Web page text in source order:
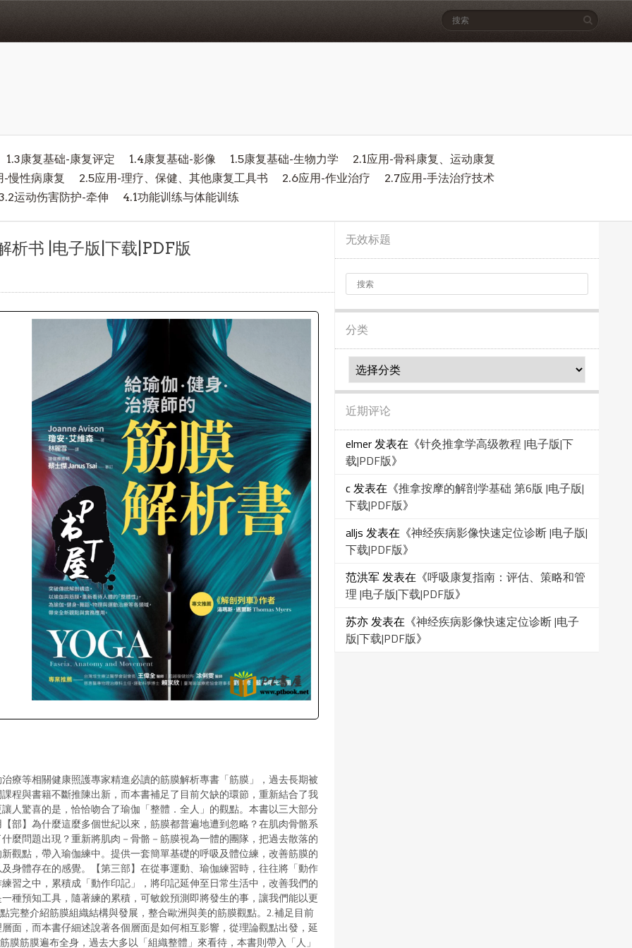
1.3康复基础-康复评定 1.4康复基础-影像 1.5康复基础-生物力学
2.1应用-骨科康复、运动康复
-慢性病康复
2.5应用-理疗、保健、其他康复工具书 2.6应用-作业治疗
2.7应用-手法治疗技术
运动伤害防护-牵伸
4.1功能训练与体能训练
析书 |电子版|下载|PDF版
療等相關健康照護專家精進必讀的筋膜解析專書「筋膜」，過去長期被
程與書籍不斷推陳出新，而本書補足了目前欠缺的環節， 重新結合了我
讓人驚喜的是，恰恰吻合了瑜伽「整體．全人」的觀點。 本書以三大部分
【部】 為什麼這麼多個世紀以來，筋膜都普遍地遭到忽略？ 在肌肉骨骼系
麼問題出現？ 重新將肌肉－骨骼－筋膜視為一體的團隊， 把過去散落的
觀點，帶入瑜伽練中。 提供一套簡單基礎的呼吸及體位練，改善筋膜的
身體存在的感覺。
【第三部】 在從事運動、瑜伽練習時，往往將「動作
習之中，累積成「動作印記」， 將印記延伸至日常生活中，改善我們的
種預知工具，隨著練的累積， 可敏銳預測即將發生的事，讓我們能以更
完整介紹筋膜組織結構與發展，整合歐洲與美的筋膜觀點。 2.補足目前
面，而本書仔細述說著各個層面是如何相互影響，從理論觀點出發，延
膜筋膜遍布全身，過去大多以「組織整體」來看待，本書則帶入「人」
无效标题
分类
近期评论
elmer发表在《针灸推拿学高级教程 |电子版|下
载|PDF版》
c发表在《推拿按摩的解剖学基础 第6版 |电子版|
下载|PDF版》
alljs 发表在《神经疾病影像快速定位诊断 |电子版|
下载|PDF版》
范洪军发表在《呼吸康复指南：评估、策略和管
理 |电子版|下载|PDF版》
苏亦发表在《神经疾病影像快速定位诊断 |电子
版|下载|PDF版》